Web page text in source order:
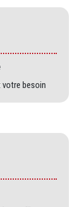
votre besoin